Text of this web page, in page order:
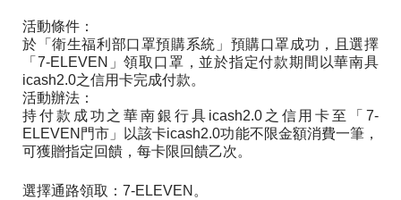
活動條件：
於「衛生福利部口罩預購系統」預購口罩成功，且選擇
「7-ELEVEN」領取口罩，並於指定付款期間以華南具
icash2.0之信用卡完成付款。
活動辦法：
持付款成功之華南銀行具icash2.0之信用卡至「7-
ELEVEN門市」以該卡icash2.0功能不限金額消費一筆，
可獲贈指定回饋，每卡限回饋乙次。
選擇通路領取：7-ELEVEN。